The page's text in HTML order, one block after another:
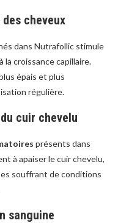
cheveux
dans Nutrafollic stimule
croissance capillaire.
épais et plus
régulière.
cuir chevelu
présents dans
à apaiser le cuir chevelu,
souffrant de conditions
sanguine